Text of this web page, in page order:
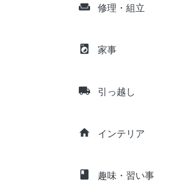
weekend 修理・組立
local_laundry_service 家事
local_shipping 引っ越し
home インテリア
class 趣味・習い事